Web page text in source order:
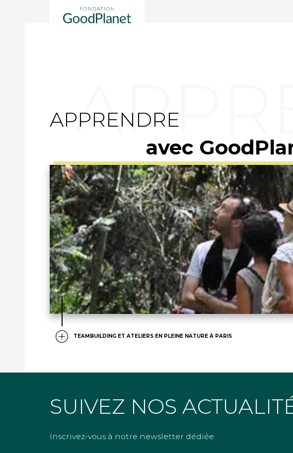
APPRENDRE
avec
TEAMBUILDING ET ATELIERS EN PLEINE NATURE À PARIS
SUIVEZ NOS
Inscrivez-vous à notre newsletter dédiée